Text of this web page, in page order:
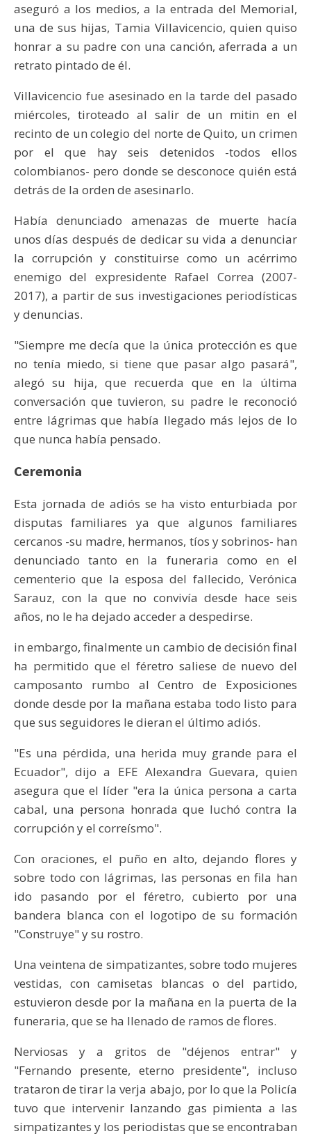
aseguró a los medios, a la entrada del Memorial,
una de sus hijas, Tamia Villavicencio, quien quiso
honrar a su padre con una canción, aferrada a un
retrato pintado de él.
Villavicencio fue asesinado en la tarde del pasado
miércoles, tiroteado al salir de un mitin en el
recinto de un colegio del norte de Quito, un crimen
por el que hay seis detenidos -todos ellos
colombianos- pero donde se desconoce quién está
detrás de la orden de asesinarlo.
Había denunciado amenazas de muerte hacía
unos días después de dedicar su vida a denunciar
la corrupción y constituirse como un acérrimo
enemigo del expresidente Rafael Correa (2007-
2017), a partir de sus investigaciones periodísticas
y denuncias.
"Siempre me decía que la única protección es que
no tenía miedo, si tiene que pasar algo pasará",
alegó su hija, que recuerda que en la última
conversación que tuvieron, su padre le reconoció
entre lágrimas que había llegado más lejos de lo
que nunca había pensado.
Ceremonia
Esta jornada de adiós se ha visto enturbiada por
disputas familiares ya que algunos familiares
cercanos -su madre, hermanos, tíos y sobrinos- han
denunciado tanto en la funeraria como en el
cementerio que la esposa del fallecido, Verónica
Sarauz, con la que no convivía desde hace seis
años, no le ha dejado acceder a despedirse.
in embargo, finalmente un cambio de decisión final
ha permitido que el féretro saliese de nuevo del
camposanto rumbo al Centro de Exposiciones
donde desde por la mañana estaba todo listo para
que sus seguidores le dieran el último adiós.
"Es una pérdida, una herida muy grande para el
Ecuador", dijo a EFE Alexandra Guevara, quien
asegura que el líder "era la única persona a carta
cabal, una persona honrada que luchó contra la
corrupción y el correísmo".
Con oraciones, el puño en alto, dejando flores y
sobre todo con lágrimas, las personas en fila han
ido pasando por el féretro, cubierto por una
bandera blanca con el logotipo de su formación
"Construye" y su rostro.
Una veintena de simpatizantes, sobre todo mujeres
vestidas, con camisetas blancas o del partido,
estuvieron desde por la mañana en la puerta de la
funeraria, que se ha llenado de ramos de flores.
Nerviosas y a gritos de "déjenos entrar" y
"Fernando presente, eterno presidente", incluso
trataron de tirar la verja abajo, por lo que la Policía
tuvo que intervenir lanzando gas pimienta a las
simpatizantes y los periodistas que se encontraban